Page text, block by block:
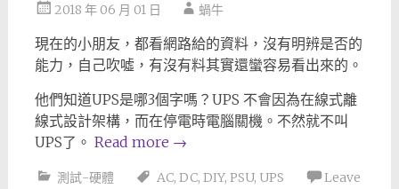
2018 年 06 月 01 日 蝸牛
現在的小朋友，都看網路給的資料，沒有明辨是否的
能力，自己吹噓，有沒有料其實還蠻容易看出來的。
他們知道UPS是哪3個字嗎？UPS 不會因為在線式離
線式設計架構，而在停電時電腦關機。不然就不叫
UPS了。 Read more →
測試-硬體 AC, DC, DIY, PSU, UPS
Leave